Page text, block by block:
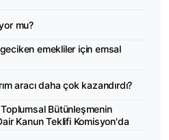
mu?
emekliler için emsal
aracı daha çok kazandırdı?
Bütünleşmenin
Kanun Teklifi Komisyon'da